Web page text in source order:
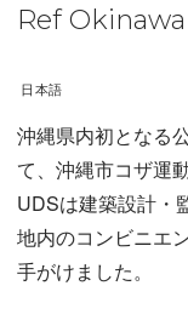
Ref
日本語
沖縄県内初となる
て、沖縄市コザ運
UDSは建築設計・
地内のコンビニエ
手がけました。